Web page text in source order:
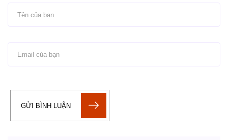
GỬI BÌNH LUẬN